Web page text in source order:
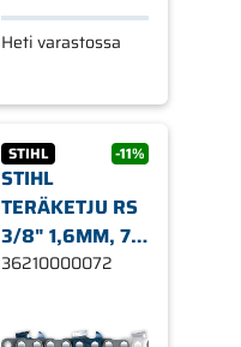
Heti varastossa
STIHL -11%
STIHL
TERÄKETJU RS
3/8" 1,6MM, 72
LENKKIÄ
36210000072